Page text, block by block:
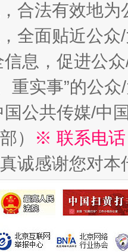
魏明
合法有效地
全面贴近公
息，促进公
重实事”的公
国公共传媒/中
）
※ 联系电
诚感谢您对